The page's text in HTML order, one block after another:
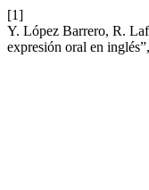
[1]
Y. López Barrero, R.
expresión oral en inglés”,